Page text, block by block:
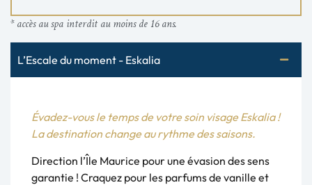
* accès au spa interdit au moins de 16 ans.
L’Escale du moment - Eskalia
Évadez-vous le temps de votre soin visage Eskalia !
La destination change au rythme des saisons.
Direction l’Île Maurice pour une évasion des sens
garantie ! Craquez pour les parfums de vanille et